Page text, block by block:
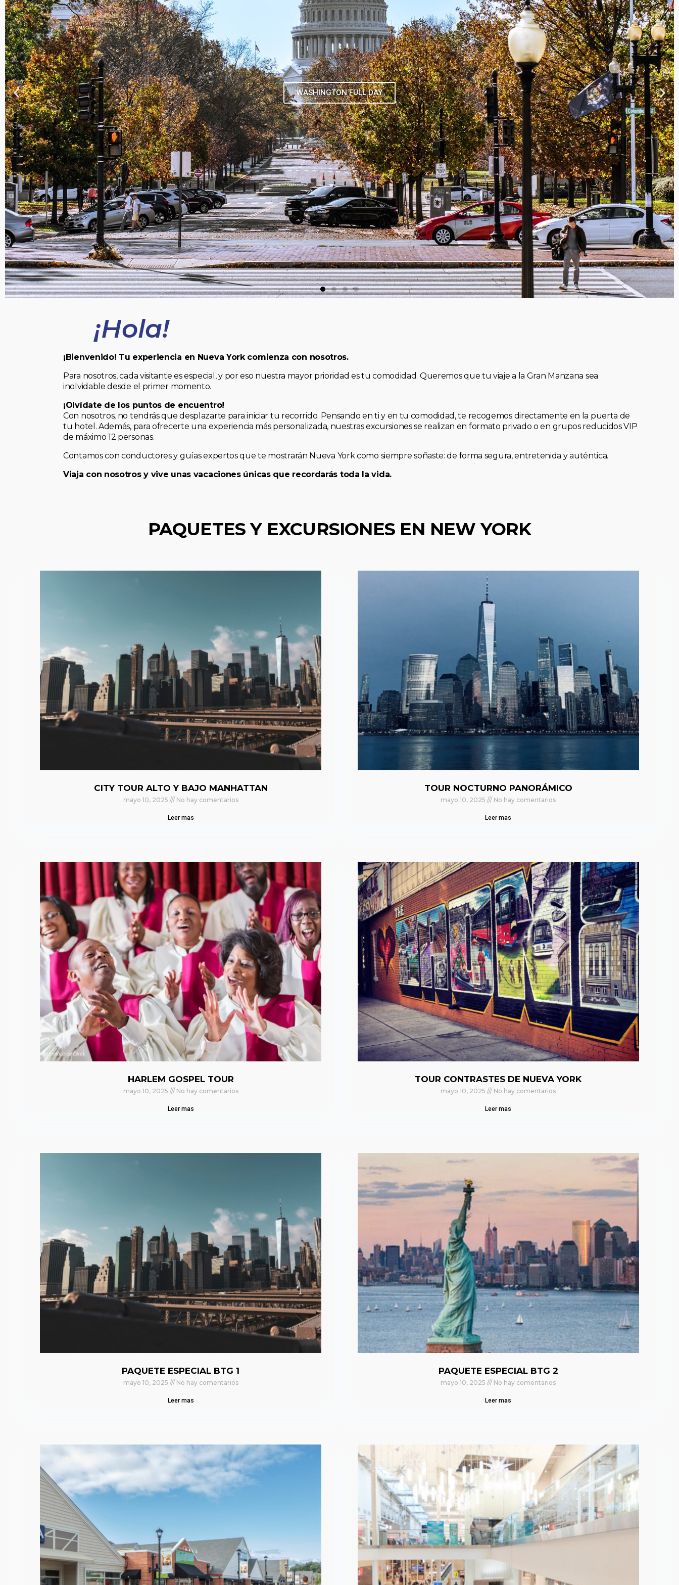
TOUR DE CONTRASTES
¡Hola!
¡Bienvenido! Tu experiencia en Nueva York comienza con nosotros.
Para nosotros, cada visitante es especial, y por eso nuestra mayor prioridad es tu comodidad. Queremos que tu viaje a la Gran Manzana sea
inolvidable desde el primer momento.
¡Olvídate de los puntos de encuentro!
Con nosotros, no tendrás que desplazarte para iniciar tu recorrido. Pensando en ti y en tu comodidad, te recogemos directamente en la puerta de
tu hotel. Además, para ofrecerte una experiencia más personalizada, nuestras excursiones se realizan en formato privado o en grupos reducidos VIP
de máximo 12 personas.
Contamos con conductores y guías expertos que te mostrarán Nueva York como siempre soñaste: de forma segura, entretenida y auténtica.
Viaja con nosotros y vive unas vacaciones únicas que recordarás toda la vida.
PAQUETES Y EXCURSIONES EN NEW YORK
CITY TOUR ALTO Y BAJO MANHATTAN
mayo 10, 2025 No hay comentarios
Leer mas
TOUR NOCTURNO PANORÁMICO
mayo 10, 2025 No hay comentarios
Leer mas
HARLEM GOSPEL TOUR
mayo 10, 2025 No hay comentarios
Leer mas
TOUR CONTRASTES DE NUEVA YORK
mayo 10, 2025 No hay comentarios
Leer mas
PAQUETE ESPECIAL BTG 1
mayo 10, 2025 No hay comentarios
Leer mas
PAQUETE ESPECIAL BTG 2
mayo 10, 2025 No hay comentarios
Leer mas